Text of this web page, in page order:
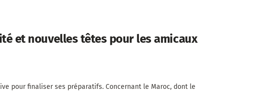
et nouvelles têtes pour les amicaux
pour finaliser ses préparatifs. Concernant le Maroc, dont le